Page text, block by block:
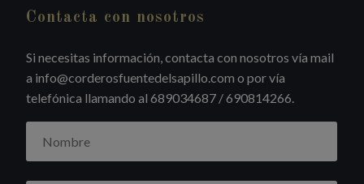
Contacta con nosotros
Si necesitas información, contacta con nosotros vía mail
a info@corderosfuentedelsapillo.com o por vía
telefónica llamando al 689034687 / 690814266.